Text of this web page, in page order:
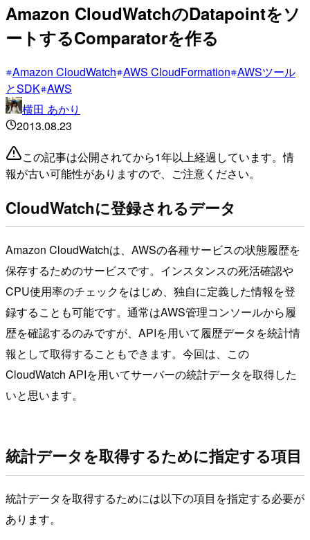
Amazon CloudWatchのDatapointをソ
ートするComparatorを作る
Amazon CloudWatch AWS CloudFormation AWSツール
とSDK AWS
横田 あかり
2013.08.23
この記事は公開されてから1年以上経過しています。情
報が古い可能性がありますので、ご注意ください。
CloudWatchに登録されるデータ
Amazon CloudWatchは、AWSの各種サービスの状態履歴を
保存するためのサービスです。インスタンスの死活確認や
CPU使用率のチェックをはじめ、独自に定義した情報を登
録することも可能です。通常はAWS管理コンソールから履
歴を確認するのみですが、APIを用いて履歴データを統計情
報として取得することもできます。今回は、この
CloudWatch APIを用いてサーバーの統計データを取得した
いと思います。
統計データを取得するために指定する項目
統計データを取得するためには以下の項目を指定する必要が
あります。